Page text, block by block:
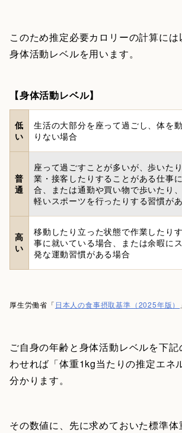
このため推定必要カロリーの計算には
身体活動レベルを用います。
【身体活動レベル】
低
い
生活の大部分を座って過ごし、体を
りない場合
普
通
座って過ごすことが多いが、歩いた
業・接客したりすることがある仕事
合、または通勤や買い物で歩いたり
軽いスポーツを行ったりする習慣が
高
い
移動したり立った状態で作業したり
事に就いている場合、または余暇に
発な運動習慣がある場合
厚生労働省「 日本人の食事摂取基準（2025年版）
ご自身の年齢と身体活動レベルを下
わせれば「体重1kg当たりの推定エネ
分かります。
その数値に、先に求めておいた標準体